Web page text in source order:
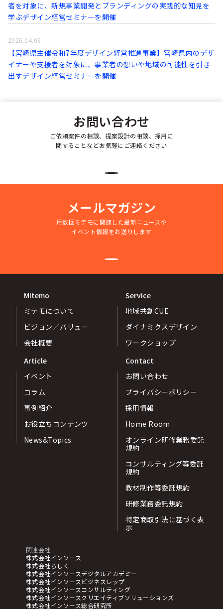
者を対象に、新規事業開発とブランディングの実践的な知見を
学ぶデザイン経営セミナーを開催
【宮崎県主催令和7年度デザイン経営推進事業】宮崎県内のデザ
イナーや支援者を対象に、事業者の想いや地域の可能性を引き
出すデザイン経営セミナーを開催
2026.04.06
お問い合わせ
ご依頼案件の相談、提案設計の相談、採用に
関することなどお気軽にご連絡ください
メールマガジン
月数回ミテモに関連した最新ニュースや
イベント情報をお送りします
Mitemo
ミテモについて
ビジョン／バリュー
会社概要
Service
地域共創CUE
ダイナミクスデザイン
ワークショップ
Article
イベント
コラム
事例紹介
お役立ちコンテンツ
News&Topics
Contact
お問い合わせ
プライバシーポリシー
採用情報
Home Room
オンライン研修業務委託
規約
コンサルティング等委託
規約
教材制作等委託規約
研修業務委託規約
特定商取引法に基づく表
示
関連会社
株式会社インソース
株式会社らしく
株式会社インソースデジタルアカデミー
株式会社インソースビジネスレップ
株式会社インソースコンサルティング
株式会社インソースクリエイティブソリューションズ
株式会社インソース総合研究所